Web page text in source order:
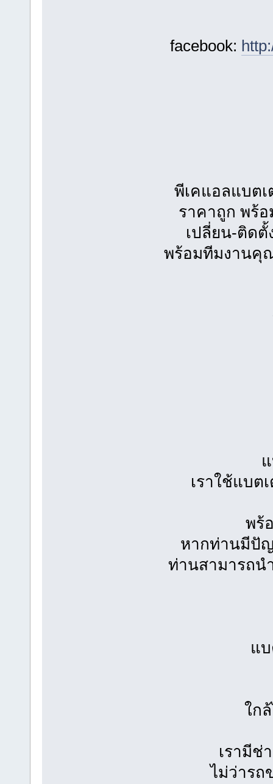
facebook:
พีเคแอลแบตเ
ราคาถูก พร้
เปลี่ยน-ติดตั้
พร้อมทีมงานคุ
เราใช้แบต
พร้
หากท่านมีปัญ
ท่านสามารถน
แ
ใก
เรามีช่
ไม่ว่ารถ